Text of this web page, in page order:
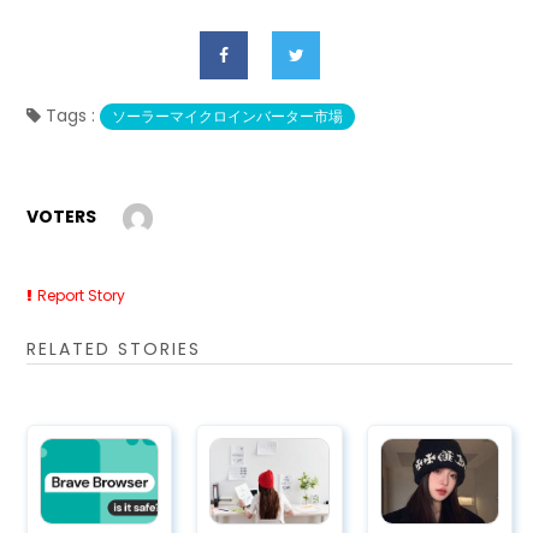
Tags : ソーラーマイクロインバーター市場
VOTERS
Report Story
RELATED STORIES